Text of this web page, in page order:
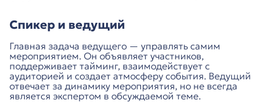
Спикер и ведущий
Главная задача ведущего — управлять самим
мероприятием. Он объявляет участников,
поддерживает тайминг, взаимодействует с
аудиторией и создает атмосферу события. Ведущий
отвечает за динамику мероприятия, но не всегда
является экспертом в обсуждаемой теме.